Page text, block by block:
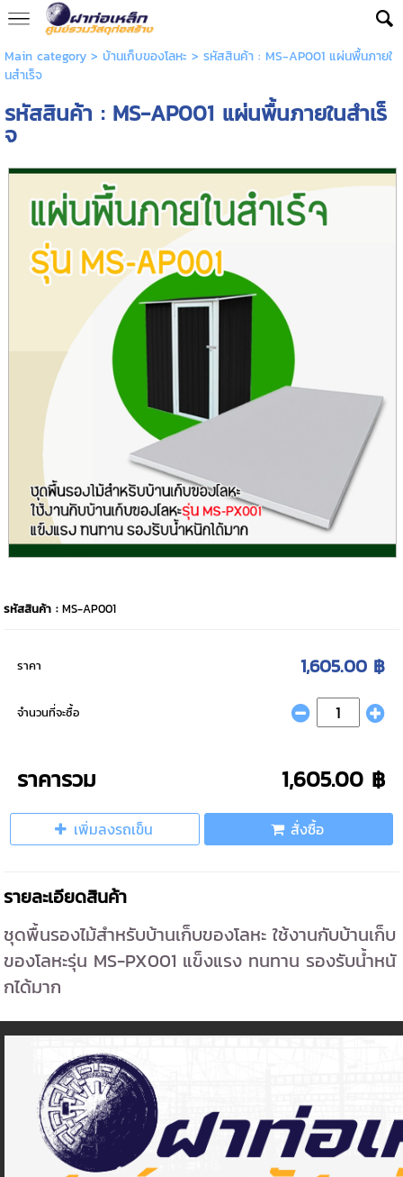
Main category> บ้านเก็บของโลหะ > รหัสสินค้า : MS-AP001 แผ่นพื้นภายใ
นสำเร็จ
รหัสสินค้า : MS-AP001 แผ่นพื้นภายในสำเร็
จ
รหัสสินค้า :MS-AP001
ราคา 1,605.00 ฿
จำนวนที่จะซื้อ
ราคารวม 1,605.00 ฿
เพิ่มลงรถเข็น สั่งซื้อ
รายละเอียดสินค้า
ชุดพื้นรองไม้สำหรับบ้านเก็บของโลหะ ใช้งานกับบ้านเก็บ
ของโลหะรุ่น MS-PX001 แข็งแรง ทนทาน รองรับน้ำหนั
กได้มาก